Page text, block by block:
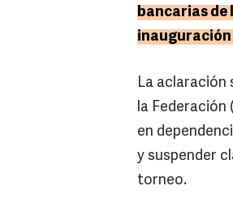
bancarias de
inauguración
La aclaración
la Federación
en
y suspender
torneo.